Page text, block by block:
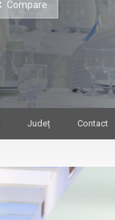
Compare
Județ Contact